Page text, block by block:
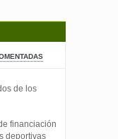
de los
financiación
deportivas